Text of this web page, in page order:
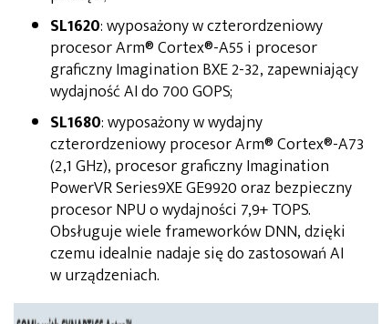
SL1620: wyposażony w czterordzeniowy
procesor Arm® Cortex®-A55 i procesor
graficzny Imagination BXE 2-32, zapewniający
wydajność AI do 700 GOPS;
SL1680: wyposażony w wydajny
czterordzeniowy procesor Arm® Cortex®-A73
(2,1 GHz), procesor graficzny Imagination
PowerVR Series9XE GE9920 oraz bezpieczny
procesor NPU o wydajności 7,9+ TOPS.
Obsługuje wiele frameworków DNN, dzięki
czemu idealnie nadaje się do zastosowań AI
w urządzeniach.